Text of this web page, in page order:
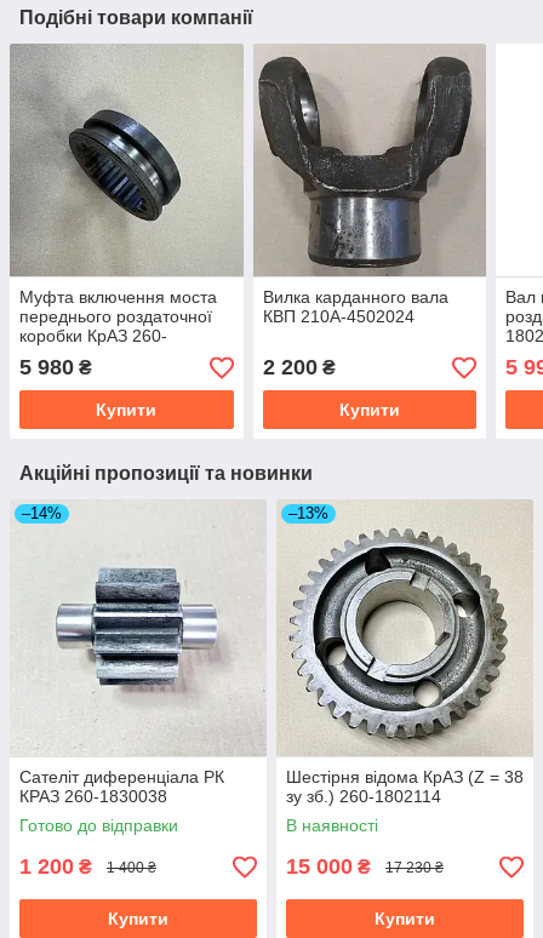
Подібні товари компанії
Муфта включення моста
переднього роздаточної
коробки КрАЗ 260-
5 980 ₴
Купити
Вилка карданного вала
КВП 210А-4502024
2 200₴
Купити
Вал
5
Акційні пропозиції та новинки
–14%
Сателіт диференціала РК
КРАЗ 260-1830038
Готово до відправки
1 200 ₴ 1 400 ₴
Купити
–13%
Шестірня відома КрАЗ (Z = 38
зу зб.) 260-1802114
В наявності
15 000 ₴ 17 230 ₴
Купити